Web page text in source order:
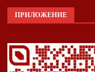
ПРИЛОЖЕНИЕ